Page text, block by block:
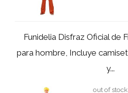
Funidelia Disfraz Oficial de
para hombre, Incluye
y...
out of stock